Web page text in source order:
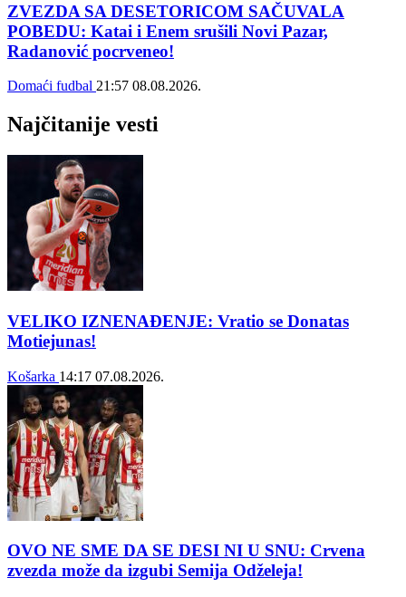
ZVEZDA SA DESETORICOM SAČUVALA
POBEDU: Katai i Enem srušili Novi Pazar,
Radanović pocrveneo!
Domaći fudbal 21:57 08.08.2026.
Najčitanije vesti
VELIKO IZNENAĐENJE: Vratio se Donatas
Motiejunas!
Košarka 14:17 07.08.2026.
OVO NE SME DA SE DESI NI U SNU: Crvena
zvezda može da izgubi Semija Odželeja!